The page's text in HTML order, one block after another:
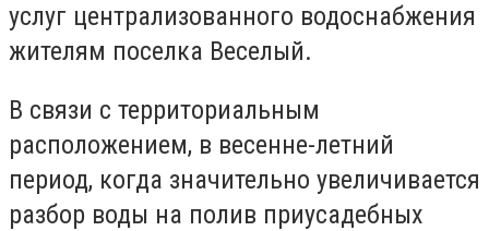
услуг централизованного водоснабжения
жителям поселка Веселый.
В связи с территориальным
расположением, в весенне-летний
период, когда значительно увеличивается
разбор воды на полив приусадебных